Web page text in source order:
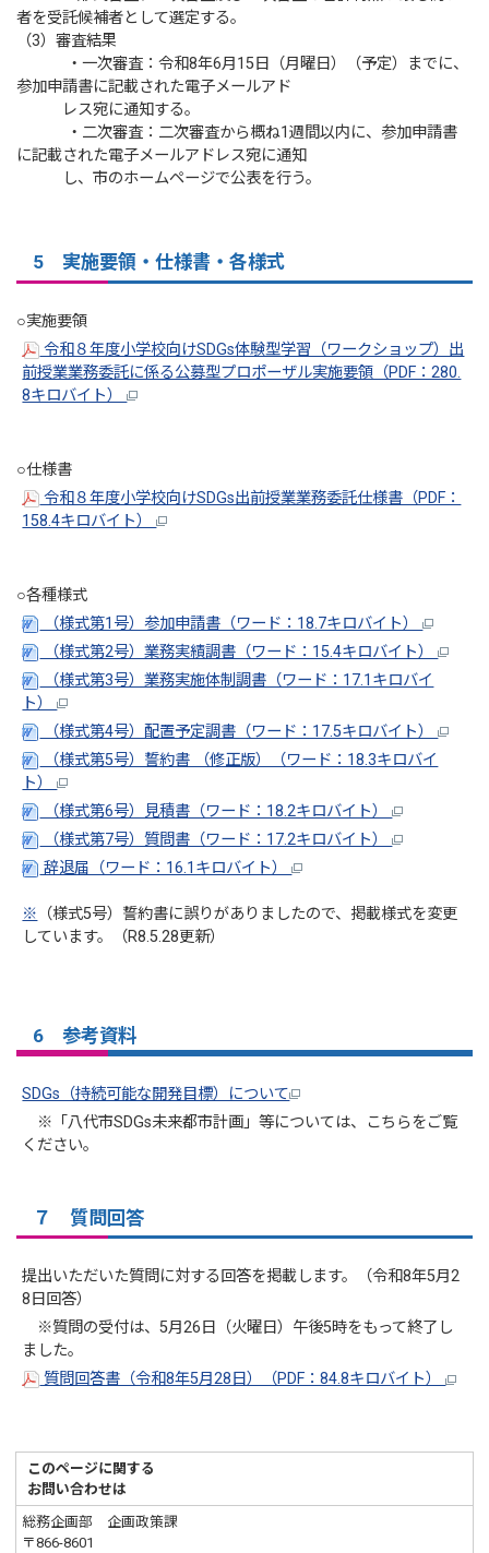
者を受託候補者として選定する。
（3）審査結果
・一次審査：令和8年6月15日（月曜日）（予定）までに、
参加申請書に記載された電子メールアド
レス宛に通知する。
・二次審査：二次審査から概ね1週間以内に、参加申請書
に記載された電子メールアドレス宛に通知
し、市のホームページで公表を行う。
5 実施要領・仕様書・各様式
○実施要領
令和８年度小学校向けSDGs体験型学習（ワークショップ）出
前授業業務委託に係る公募型プロポーザル実施要領（PDF：280.
8キロバイト）
○仕様書
令和８年度小学校向けSDGs出前授業業務委託仕様書（PDF：
158.4キロバイト）
○各種様式
（様式第1号）参加申請書（ワード：18.7キロバイト）
（様式第2号）業務実績調書（ワード：15.4キロバイト）
（様式第3号）業務実施体制調書（ワード：17.1キロバイ
ト）
（様式第4号）配置予定調書（ワード：17.5キロバイト）
（様式第5号）誓約書 （修正版）（ワード：18.3キロバイ
ト）
（様式第6号）見積書（ワード：18.2キロバイト）
（様式第7号）質問書（ワード：17.2キロバイト）
辞退届（ワード：16.1キロバイト）
※ （様式5号）誓約書に誤りがありましたので、掲載様式を変更
しています。（R8.5.28更新）
6 参考資料
SDGs（持続可能な開発目標）について
※「八代市SDGs未来都市計画」等については、こちらをご覧
ください。
７ 質問回答
提出いただいた質問に対する回答を掲載します。（令和8年5月2
8日回答）
※質問の受付は、5月26日（火曜日）午後5時をもって終了し
ました。
質問回答書（令和8年5月28日）（PDF：84.8キロバイト）
このページに関する
お問い合わせは
総務企画部 企画政策課
〒866-8601